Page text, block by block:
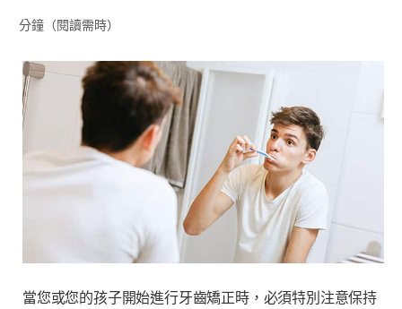
分鐘（閱讀需時）
當您或您的孩子開始進行牙齒矯正時，必須特別注意保持